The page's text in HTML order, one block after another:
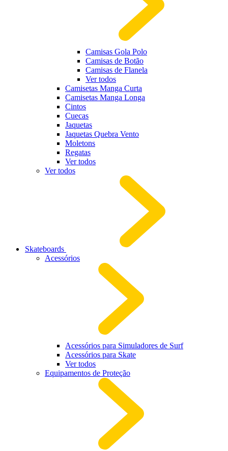
Camisas Gola Polo
Camisas de Botão
Camisas de Flanela
Ver todos
Camisetas Manga Curta
Camisetas Manga Longa
Cintos
Cuecas
Jaquetas
Jaquetas Quebra Vento
Moletons
Regatas
Ver todos
Ver todos
Skateboards
Acessórios
Acessórios para Simuladores de Surf
Acessórios para Skate
Ver todos
Equipamentos de Proteção